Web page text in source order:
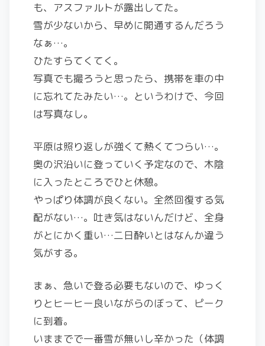
も、アスファルトが露出してた。
雪が少ないから、早めに開通するんだろう
なぁ…。
ひたすらてくてく。
写真でも撮ろうと思ったら、携帯を車の中
に忘れてたみたい…。というわけで、今回
は写真なし。
平原は照り返しが強くて熱くてつらい…。
奥の沢沿いに登っていく予定なので、木陰
に入ったところでひと休憩。
やっぱり体調が良くない。全然回復する気
配がない…。吐き気はないんだけど、全身
がとにかく重い…二日酔いとはなんか違う
気がする。
まぁ、急いで登る必要もないので、ゆっく
りとヒーヒー良いながらのぼって、ピーク
に到着。
いままでで一番雪が無いし辛かった（体調